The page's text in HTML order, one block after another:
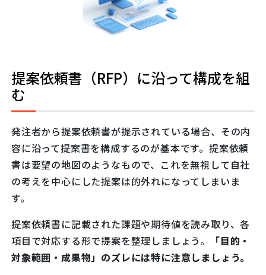
提案依頼書（RFP）に沿って構成を組
む
発注者から提案依頼書が提示されている場合、その内
容に沿って提案書を構成するのが基本です。提案依頼
書は要望の地図のようなもので、これを無視して自社
の考えを中心にした提案は的外れになってしまいま
す。
提案依頼書に記載された課題や期待値を読み取り、各
項目で対応する形で提案を整理しましょう。
「目的・
対象範囲・成果物」のズレには特に注意しましょう。